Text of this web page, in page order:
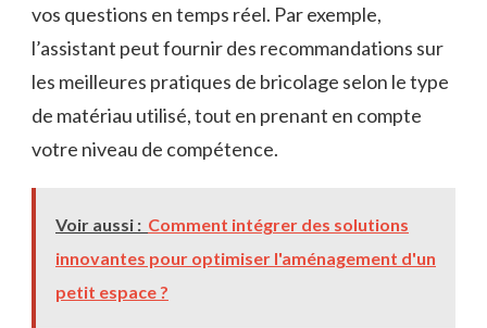
vos questions en temps réel. Par exemple,
l’assistant peut fournir des recommandations sur
les meilleures pratiques de bricolage selon le type
de matériau utilisé, tout en prenant en compte
votre niveau de compétence.
Voir aussi : Comment intégrer des solutions
innovantes pour optimiser l'aménagement d'un
petit espace ?